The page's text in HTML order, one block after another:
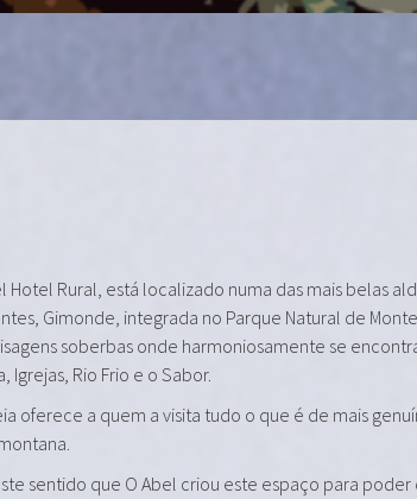
Hotel Rural, está localizado numa das mais belas
Gimonde, integrada no Parque Natural de
soberbas onde harmoniosamente se
Igrejas, Rio Frio e o Sabor.
oferece a quem a visita tudo o que é de mais
sentido que O Abel criou este espaço para poder